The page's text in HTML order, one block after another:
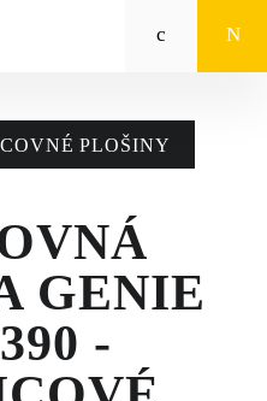
PLOŠINY
GENIE
-